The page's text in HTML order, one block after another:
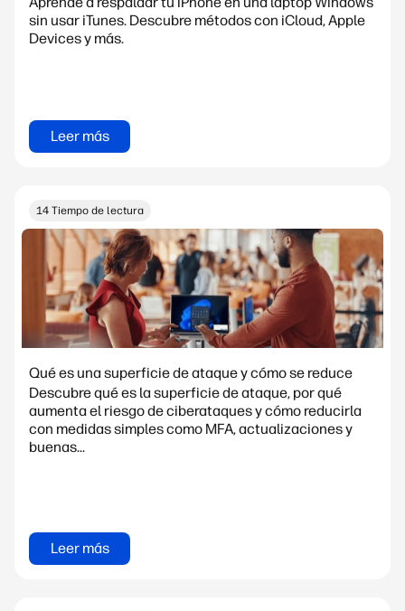
sin usar iTunes. Descubre métodos con iCloud, Apple
Devices y más.
Leer más
14 Tiempo de lectura
Qué es una superficie de ataque y cómo se reduce
Descubre qué es la superficie de ataque, por qué
aumenta el riesgo de ciberataques y cómo reducirla
con medidas simples como MFA, actualizaciones y
buenas...
Leer más